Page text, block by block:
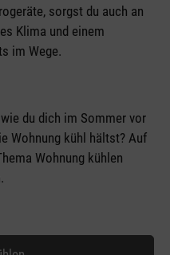
sorgst du auch an
Klima und einem
im Wege.
du dich im Sommer vor
Wohnung kühl hältst? Auf
Wohnung kühlen